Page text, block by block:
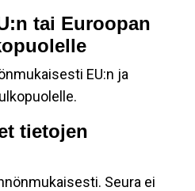
tai Euroopan
EU:n ja
tietojen
Seura ei